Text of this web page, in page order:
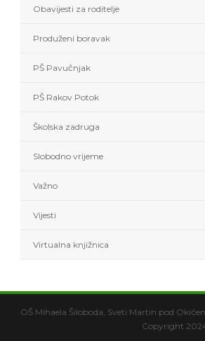
Obavijesti za roditelje
Produženi boravak
PŠ Pavučnjak
PŠ Rakov Potok
Školska zadruga
Slobodno vrijeme
Važno
Vijesti
Virtualna knjižnica
OŠ Mihaela Šiloboda, Sveti Martin pod
Copyright